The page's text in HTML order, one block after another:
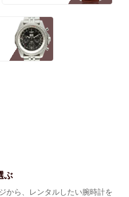
ぶ
から、レンタルしたい腕時計を